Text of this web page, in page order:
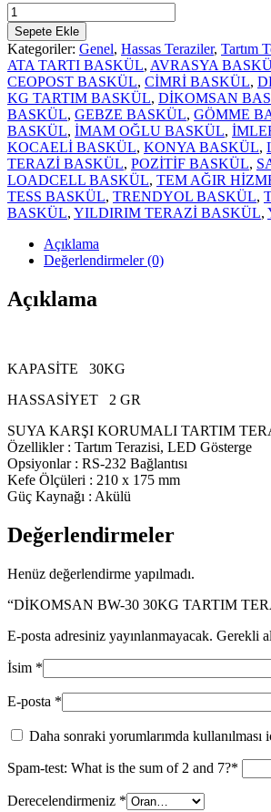
DİKOMSAN
BW-
30
30KG
TARTIM
TERAZİSİ
adet
Sepete Ekle
Kategoriler: Genel, Hassas Teraziler, Tartım
ATA TARTI BASKÜL, AVRASYA
CEOPOST BASKÜL, CİMRİ BASKÜL,
KG TARTIM BASKÜL, DİKOMSAN
BASKÜL, GEBZE BASKÜL, GÖMME
BASKÜL, İMAM OĞLU BASKÜL,
KOCAELİ BASKÜL, KONYA BASKÜL,
TERAZİ BASKÜL, POZİTİF BASKÜL,
LOADCELL BASKÜL, TEM AĞIR
TESS BASKÜL, TRENDYOL BASKÜL,
BASKÜL, YILDIRIM TERAZİ BASKÜL,
Açıklama
Değerlendirmeler (0)
Açıklama
KAPASİTE 30KG
HASSASİYET 2 GR
SUYA KARŞI KORUMALI TARTIM
Özellikler : Tartım Terazisi, LED Gösterge
Opsiyonlar : RS-232 Bağlantısı
Kefe Ölçüleri : 210 x 175 mm
Güç Kaynağı : Akülü
Değerlendirmeler
Henüz değerlendirme yapılmadı.
“DİKOMSAN BW-30 30KG TARTIM
E-posta adresiniz yayınlanmayacak. Gerekli
İsim *
E-posta *
Daha sonraki yorumlarımda kullanılması
Spam-test: What is the sum of 2 and 7?*
Derecelendirmeniz *